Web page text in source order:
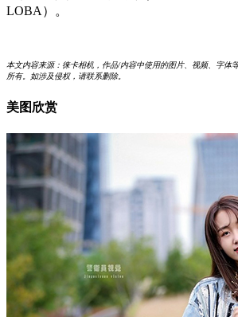
LOBA）。
本文内容来源：徕卡相机，作品/内容中使用的图片、视频、字体
所有。如涉及侵权，请联系删除。
美图欣赏